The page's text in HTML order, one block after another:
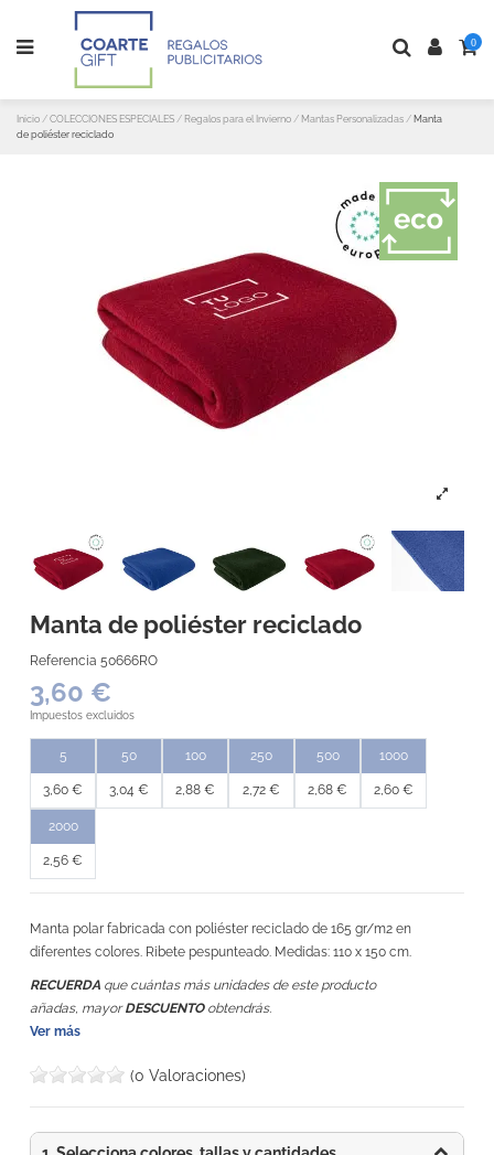
0
Inicio COLECCIONES ESPECIALES Regalos para el Invierno Mantas Personalizadas
Manta
de poliéster reciclado
Manta de poliéster reciclado
Referencia 50666RO
3,60 €
Impuestos excluidos
5
3,60 €
50
3,04 €
100
2,88 €
250
2,72 €
500
2,68 €
1000
2,60 €
2000
2,56 €
Manta polar fabricada con poliéster reciclado de 165 gr/m2 en
diferentes colores. Ribete pespunteado. Medidas: 110 x 150 cm.
RECUERDA que cuántas más unidades de este producto
añadas, mayorDESCUENTOobtendrás.
Ver más
(0 Valoraciones)